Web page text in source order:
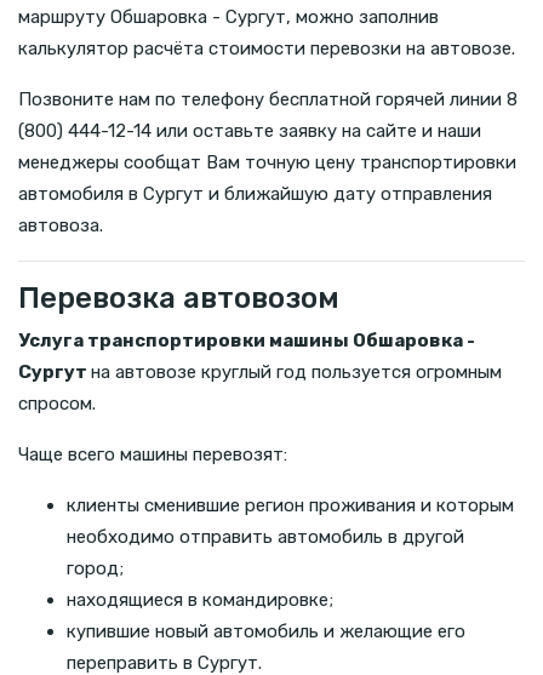
маршруту Обшаровка - Сургут, можно заполнив
калькулятор расчёта стоимости перевозки на автовозе.
Позвоните нам по телефону бесплатной горячей линии 8
(800) 444-12-14 или оставьте заявку на сайте и наши
менеджеры сообщат Вам точную цену транспортировки
автомобиля в Сургут и ближайшую дату отправления
автовоза.
Перевозка автовозом
Услуга транспортировки машины Обшаровка -
Сургут на автовозе круглый год пользуется огромным
спросом.
Чаще всего машины перевозят:
клиенты сменившие регион проживания и которым
необходимо отправить автомобиль в другой
город;
находящиеся в командировке;
купившие новый автомобиль и желающие его
переправить в Сургут.